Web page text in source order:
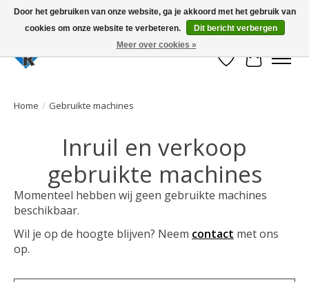
Large selection of products and fast shipping!
Verlanglijst
Home / Gebruikte machines
Inruil en verkoop
gebruikte machines
Momenteel hebben wij geen gebruikte machines
beschikbaar.
Wil je op de hoogte blijven? Neem contact met ons
op.
Door het gebruiken van onze website, ga je akkoord met het gebruik van
cookies om onze website te verbeteren.
Dit bericht verbergen
Meer over cookies »